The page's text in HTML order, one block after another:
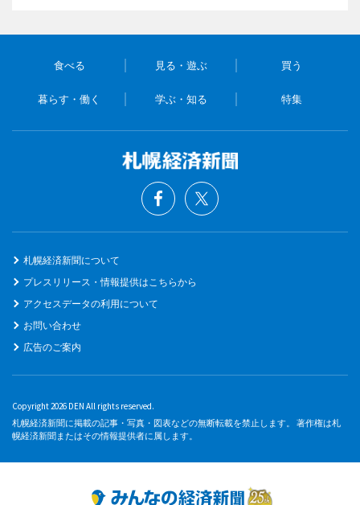
食べる 見る・遊ぶ 買う
暮らす・働く 学ぶ・知る 特集
札幌経済新聞について
プレスリリース・情報提供はこちらから
アクセスデータの利用について
お問い合わせ
広告のご案内
Copyright 2026 DEN All rights reserved.
札幌経済新聞に掲載の記事・写真・図表などの無断転載を禁止します。 著作権は札
幌経済新聞またはその情報提供者に属します。